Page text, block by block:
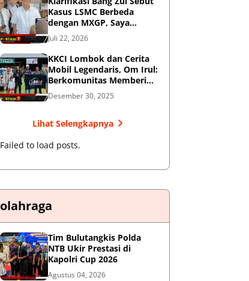
Kasus LSMC Berbeda
dengan MXGP, Saya
Dipanggil Sebagai Saksi
Juli 22, 2026
KKCI Lombok dan Cerita
Mobil Legendaris, Om Irul:
Berkomunitas Memberi
Manfaat dan Membangun
Imej Positif
Desember 30, 2025
Lihat Selengkapnya
Failed to load posts.
olahraga
Tim Bulutangkis Polda
NTB Ukir Prestasi di
Kapolri Cup 2026
Agustus 04, 2026